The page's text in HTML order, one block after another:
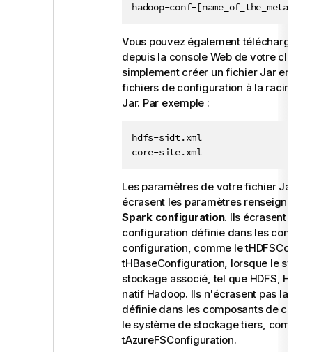
hadoop-conf-
Vous pouvez également télécharger
depuis la console Web de votre
simplement créer un fichier Jar en
fichiers de configuration à la racine
Jar. Par exemple :
hdfs-sidt.xml
core-site.xml
Les paramètres de votre fichier Jar
écrasent les paramètres renseignés
Spark configuration. Ils écrasent
configuration définie dans les
configuration, comme le
tHBaseConfiguration, lorsque le
stockage associé, tel que HDFS,
natif Hadoop. Ils n'écrasent pas la
définie dans les composants de
le système de stockage tiers, comme
tAzureFSConfiguration.